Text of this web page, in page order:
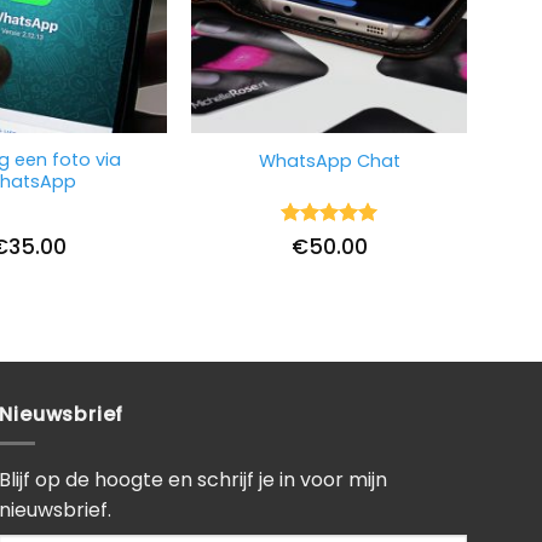
een foto via
35.00
WhatsApp Chat
Waardering
uit 5
€50.00
Nieuwsbrief
Blijf op de hoogte en schrijf je in voor mijn
nieuwsbrief.